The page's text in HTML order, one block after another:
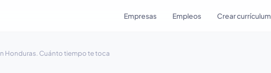
Empresas Empleos Crear currículum
Honduras. Cuánto tiempo te toca